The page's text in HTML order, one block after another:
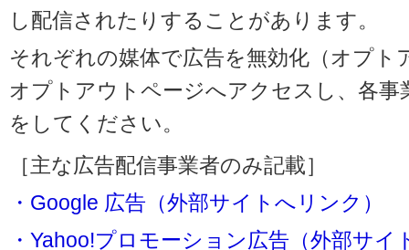
し配信されたりすることがあります。
それぞれの媒体で広告を無効化（オプト
オプトアウトページへアクセスし、各
をしてください。
［主な広告配信事業者のみ記載］
・Google 広告（外部サイトへリンク）
・Yahoo!プロモーション広告（外部サイ